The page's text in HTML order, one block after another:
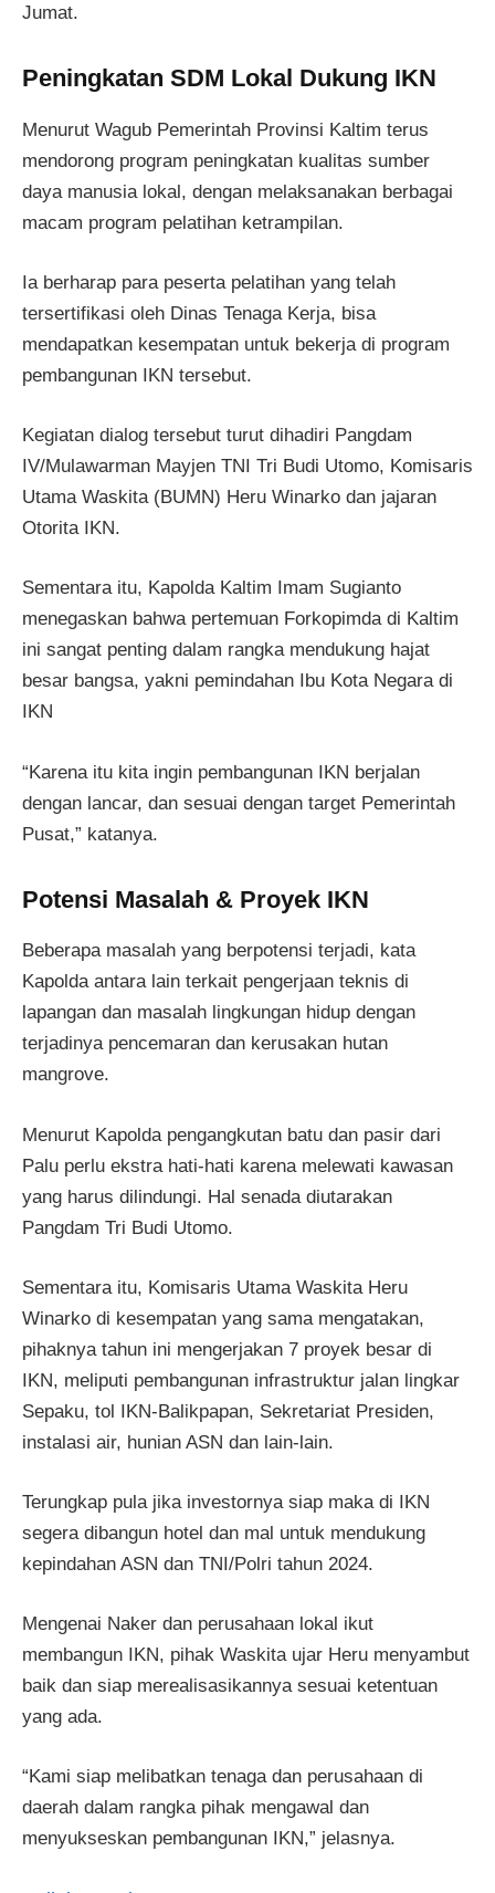
Jumat.
Peningkatan SDM Lokal Dukung IKN
Menurut Wagub Pemerintah Provinsi Kaltim terus
mendorong program peningkatan kualitas sumber
daya manusia lokal, dengan melaksanakan berbagai
macam program pelatihan ketrampilan.
Ia berharap para peserta pelatihan yang telah
tersertifikasi oleh Dinas Tenaga Kerja, bisa
mendapatkan kesempatan untuk bekerja di program
pembangunan IKN tersebut.
Kegiatan dialog tersebut turut dihadiri Pangdam
IV/Mulawarman Mayjen TNI Tri Budi Utomo, Komisaris
Utama Waskita (BUMN) Heru Winarko dan jajaran
Otorita IKN.
Sementara itu, Kapolda Kaltim Imam Sugianto
menegaskan bahwa pertemuan Forkopimda di Kaltim
ini sangat penting dalam rangka mendukung hajat
besar bangsa, yakni pemindahan Ibu Kota Negara di
IKN
“Karena itu kita ingin pembangunan IKN berjalan
dengan lancar, dan sesuai dengan target Pemerintah
Pusat,” katanya.
Potensi Masalah & Proyek IKN
Beberapa masalah yang berpotensi terjadi, kata
Kapolda antara lain terkait pengerjaan teknis di
lapangan dan masalah lingkungan hidup dengan
terjadinya pencemaran dan kerusakan hutan
mangrove.
Menurut Kapolda pengangkutan batu dan pasir dari
Palu perlu ekstra hati-hati karena melewati kawasan
yang harus dilindungi. Hal senada diutarakan
Pangdam Tri Budi Utomo.
Sementara itu, Komisaris Utama Waskita Heru
Winarko di kesempatan yang sama mengatakan,
pihaknya tahun ini mengerjakan 7 proyek besar di
IKN, meliputi pembangunan infrastruktur jalan lingkar
Sepaku, tol IKN-Balikpapan, Sekretariat Presiden,
instalasi air, hunian ASN dan lain-lain.
Terungkap pula jika investornya siap maka di IKN
segera dibangun hotel dan mal untuk mendukung
kepindahan ASN dan TNI/Polri tahun 2024.
Mengenai Naker dan perusahaan lokal ikut
membangun IKN, pihak Waskita ujar Heru menyambut
baik dan siap merealisasikannya sesuai ketentuan
yang ada.
“Kami siap melibatkan tenaga dan perusahaan di
daerah dalam rangka pihak mengawal dan
menyukseskan pembangunan IKN,” jelasnya.